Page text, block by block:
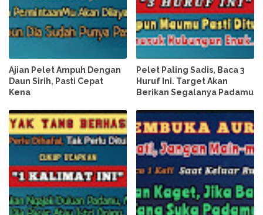
Ajian Pelet Ampuh Dengan
Daun Sirih, Pasti Cepat
Kena
Pelet Paling Sadis, Baca 3
Huruf Ini. Target Akan
Berikan Segalanya Padamu